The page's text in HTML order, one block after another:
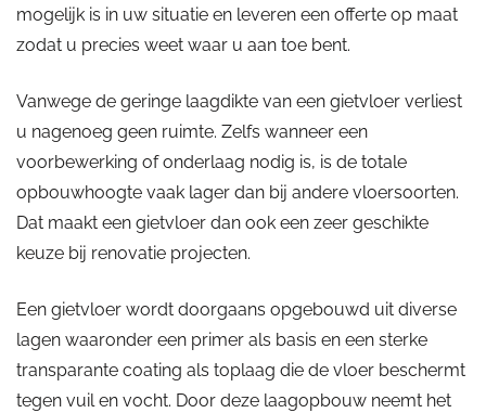
mogelijk is in uw situatie en leveren een offerte op maat
zodat u precies weet waar u aan toe bent.
Vanwege de geringe laagdikte van een gietvloer verliest
u nagenoeg geen ruimte. Zelfs wanneer een
voorbewerking of onderlaag nodig is, is de totale
opbouwhoogte vaak lager dan bij andere vloersoorten.
Dat maakt een gietvloer dan ook een zeer geschikte
keuze bij renovatie projecten.
Een gietvloer wordt doorgaans opgebouwd uit diverse
lagen waaronder een primer als basis en een sterke
transparante coating als toplaag die de vloer beschermt
tegen vuil en vocht. Door deze laagopbouw neemt het